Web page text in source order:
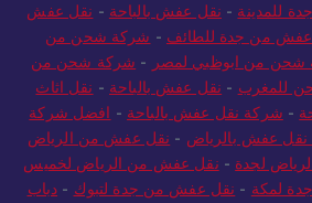
للمدينة - نقل عفش بالباحة - نقل عفش
من جدة للطائف - شركة شحن من
شحن من ابوظبي لمصر - شركة شحن من
للمغرب - نقل عفش بالباحة - نقل اثاث
- شركة نقل عفش بالباحة - افضل شركة
عفش بالرياض - نقل عفش من الرياض
لجدة - نقل عفش من الرياض لخميس
لمكة - نقل عفش من جدة لتبوك - دباب